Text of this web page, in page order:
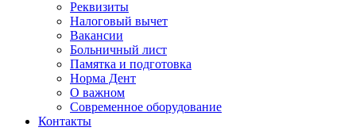
Реквизиты
Налоговый вычет
Вакансии
Больничный лист
Памятка и подготовка
Норма Дент
О важном
Современное оборудование
Контакты